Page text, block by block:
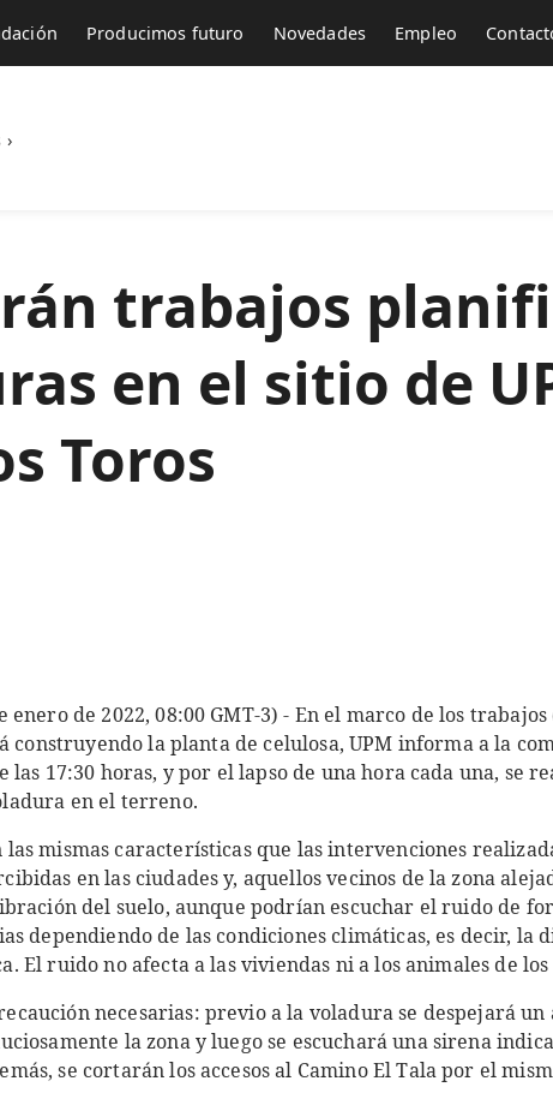
Producimos futuro Novedades Empleo
›
trabajos
en el sitio de
Toros
enero de 2022, 08:00 GMT-3) - En el marco de los
construyendo la planta de celulosa, UPM informa a la
17:30 horas, y por el lapso de una hora cada una, se
en el terreno.
las mismas características que las intervenciones
en las ciudades y, aquellos vecinos de la zona
del suelo, aunque podrían escuchar el ruido de
dependiendo de las condiciones climáticas, es decir, la
El ruido no afecta a las viviendas ni a los animales de los
necesarias: previo a la voladura se despejará un
la zona y luego se escuchará una sirena
se cortarán los accesos al Camino El Tala por el